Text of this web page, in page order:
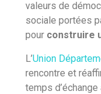
valeurs de
sociale portées
pour construire
L’Union
rencontre et
temps